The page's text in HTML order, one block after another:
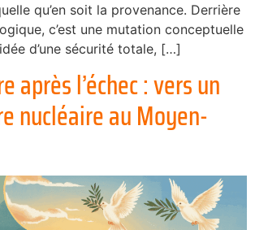
qu’en soit la provenance. Derrière
c’est une mutation conceptuelle
d’une sécurité totale, […]
après l’échec : vers un
nucléaire au Moyen-